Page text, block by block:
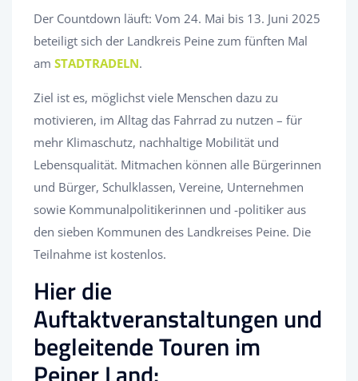
Der Countdown läuft: Vom 24. Mai bis 13. Juni 2025
beteiligt sich der Landkreis Peine zum fünften Mal
am STADTRADELN.
Ziel ist es, möglichst viele Menschen dazu zu
motivieren, im Alltag das Fahrrad zu nutzen – für
mehr Klimaschutz, nachhaltige Mobilität und
Lebensqualität. Mitmachen können alle Bürgerinnen
und Bürger, Schulklassen, Vereine, Unternehmen
sowie Kommunalpolitikerinnen und -politiker aus
den sieben Kommunen des Landkreises Peine. Die
Teilnahme ist kostenlos.
Hier die
Auftaktveranstaltungen und
begleitende Touren im